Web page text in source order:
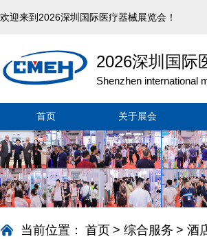
欢迎来到2026深圳国际医疗器械展览会！
2026深圳国际
Shenzhen international
首页 关于展会
当前位置： 首页 > 综合服务 > 酒